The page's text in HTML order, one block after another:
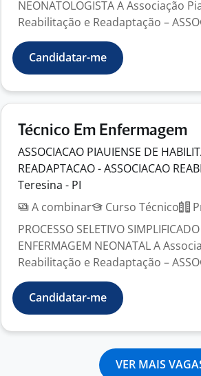
NEONATOLOGISTA A Associação
Reabilitação e Readaptação –
Candidatar-me
Técnico Em Enfermagem
ASSOCIACAO PIAUIENSE DE
READAPTACAO - ASSOCIACAO
Teresina - PI
A combinar
Curso Técnico
PROCESSO SELETIVO
ENFERMAGEM NEONATAL A
Reabilitação e Readaptação –
Candidatar-me
VER MAIS